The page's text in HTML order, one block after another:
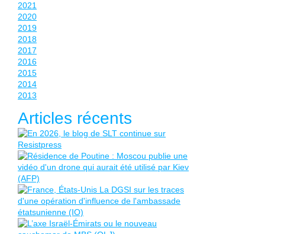
2021
2020
2019
2018
2017
2016
2015
2014
2013
Articles récents